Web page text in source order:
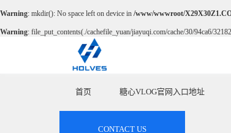
Warning: mkdir(): No space left on device in /www/wwwroot/
Warning: file_put_contents(./cachefile_yuan/jiayuqi.com/cache/30/94ca6/
首页
HOME
糖心VLOG官网入口地址
PRODUCT
联系糖心VLOG网站免费观看
CONTACT US